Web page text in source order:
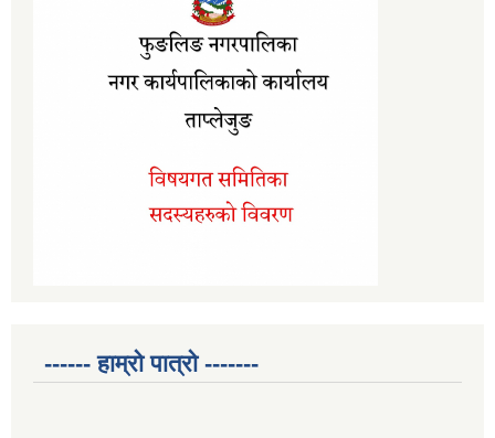
------ हाम्रो पात्रो -------